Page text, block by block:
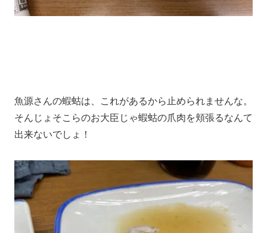
魚源さんの蝦蛄は、これがあるから止められませんな。
そんじょそこらのお大臣じゃ蝦蛄の爪肉を頬張るなんて
出来ないでしょ！